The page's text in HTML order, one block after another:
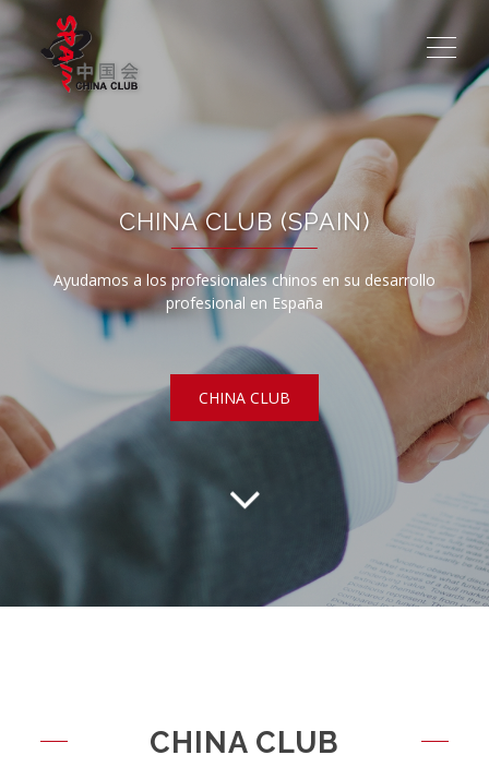
CHINA CLUB (SPAIN)
Ayudamos a los profesionales chinos en su desarrollo
profesional en España
CHINA CLUB
CHINA CLUB